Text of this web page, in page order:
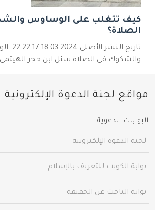
كيف تتغلب على الوساوس
الصلاة؟
تاريخ النشر
والشكوك في الصلاة سئل ابن حجر الهيتمي
مواقع لجنة الدعوة الإلكترونية
البوابات الدعوية
لجنة الدعوة الإلكترونية
بوابة الكويت للتعريف بالإسلام
بوابة الباحث عن الحقيقة